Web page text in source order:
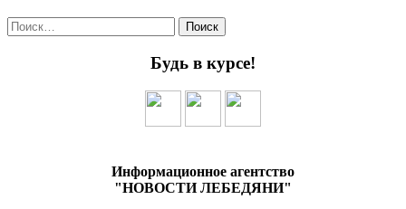
Найти:
Будь в курсе!
Информационное агентство
"НОВОСТИ ЛЕБЕДЯНИ"